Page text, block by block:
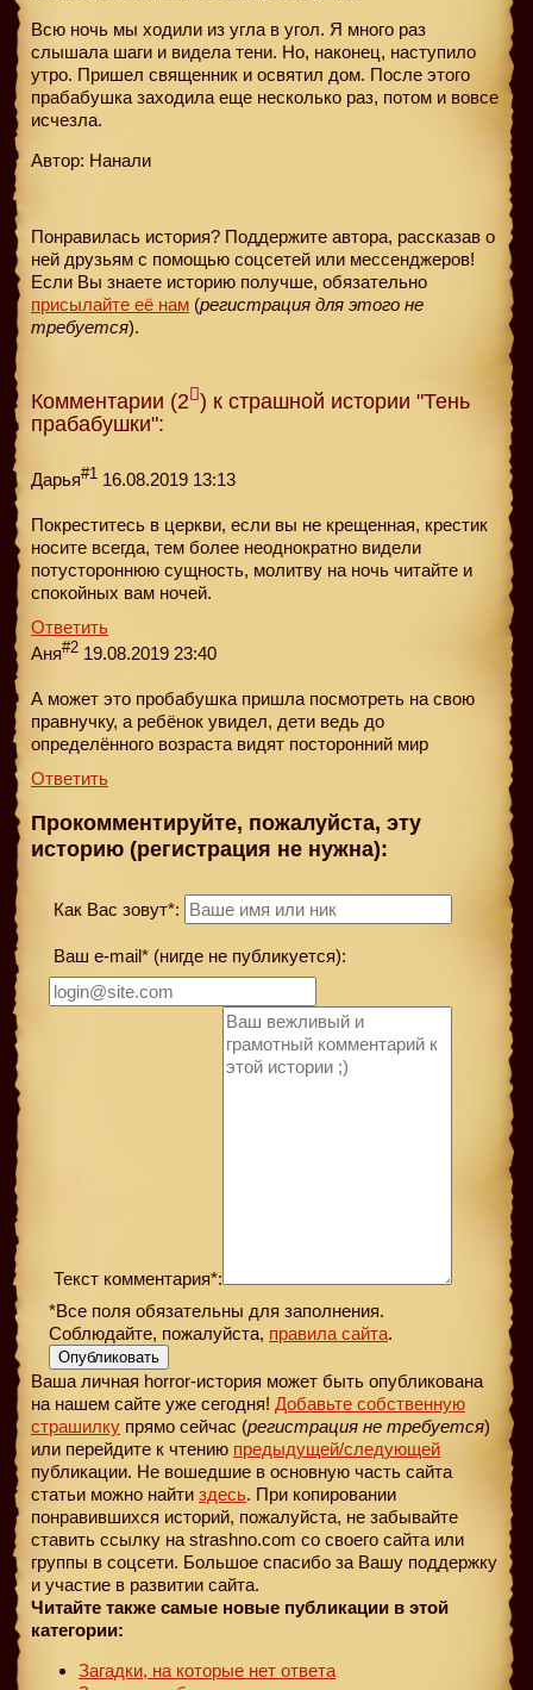
Всю ночь мы ходили из угла в угол. Я много раз
слышала шаги и видела тени. Но, наконец, наступило
утро. Пришел священник и освятил дом. После этого
прабабушка заходила еще несколько раз, потом и вовсе
исчезла.
Автор: Нанали
Понравилась история? Поддержите автора, рассказав о
ней друзьям с помощью соцсетей или мессенджеров!
Если Вы знаете историю получше, обязательно
присылайте её нам (регистрация для этого не
требуется).
Комментарии (2 ) к страшной истории "Тень
прабабушки":
Дарья#1 16.08.2019 13:13
Покреститесь в церкви, если вы не крещенная, крестик
носите всегда, тем более неоднократно видели
потустороннюю сущность, молитву на ночь читайте и
спокойных вам ночей.
Ответить
Аня#2 19.08.2019 23:40
А может это пробабушка пришла посмотреть на свою
правнучку, а ребёнок увидел, дети ведь до
определённого возраста видят посторонний мир
Ответить
Прокомментируйте, пожалуйста, эту
историю (регистрация не нужна):
Как Вас зовут*:
Ваш e-mail* (нигде не публикуется):
Текст комментария*:
*Все поля обязательны для заполнения.
Соблюдайте, пожалуйста, правила сайта.
Опубликовать
Ваша личная horror-история может быть опубликована
на нашем сайте уже сегодня! Добавьте собственную
страшилку прямо сейчас (регистрация не требуется)
или перейдите к чтению предыдущей/следующей
публикации. Не вошедшие в основную часть сайта
статьи можно найти здесь. При копировании
понравившихся историй, пожалуйста, не забывайте
ставить ссылку на strashno.com со своего сайта или
группы в соцсети. Большое спасибо за Вашу поддержку
и участие в развитии сайта.
Читайте также самые новые публикации в этой
категории:
Загадки, на которые нет ответа